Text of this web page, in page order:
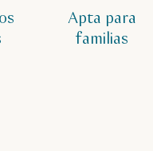
Apta para
familias